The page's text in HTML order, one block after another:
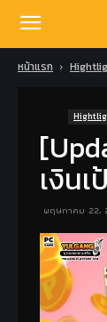
หน้าแรก
เงิน
พฤษภาคม 22,